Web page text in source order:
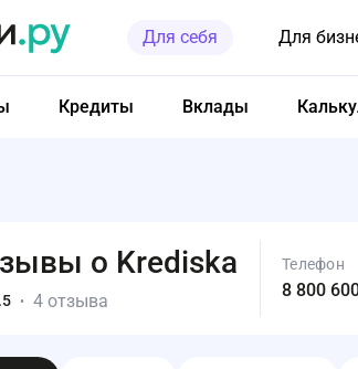
Для себя Для
Кредиты Вклады
о Krediska
• 4 отзыва
Телефон
8 800